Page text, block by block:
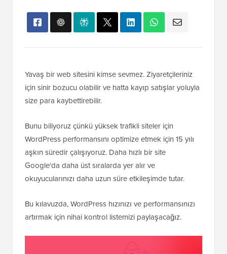
Yavaş bir web sitesini kimse sevmez. Ziyaretçileriniz
için sinir bozucu olabilir ve hatta kayıp satışlar yoluyla
size para kaybettirebilir.
Bunu biliyoruz çünkü yüksek trafikli siteler için
WordPress performansını optimize etmek için 15 yılı
aşkın süredir çalışıyoruz. Daha hızlı bir site
Google'da daha üst sıralarda yer alır ve
okuyucularınızı daha uzun süre etkileşimde tutar.
Bu kılavuzda, WordPress hızınızı ve performansınızı
artırmak için nihai kontrol listemizi paylaşacağız.